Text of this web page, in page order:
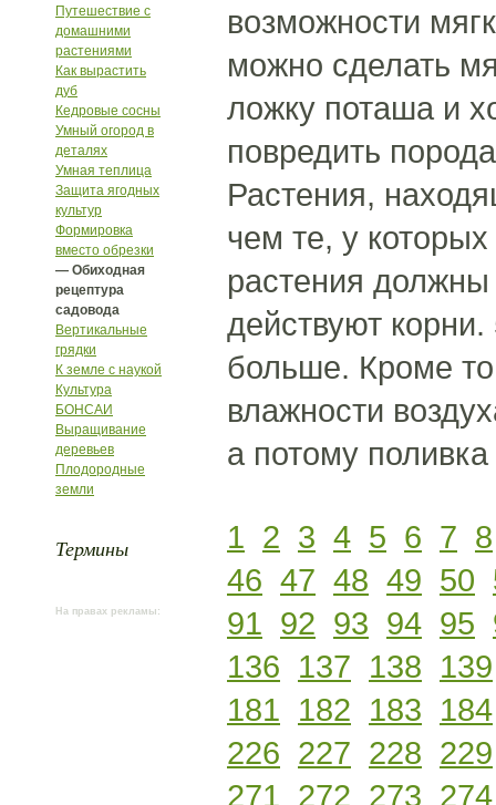
Путешествие с
домашними
растениями
Как вырастить
дуб
Кедровые сосны
Умный огород в
деталях
Умная теплица
Защита ягодных
культур
Формировка
вместо обрезки
— Обиходная
рецептура
садовода
Вертикальные
грядки
К земле с наукой
Культура
БОНСАИ
Выращивание
деревьев
Плодородные
земли
Термины
На правах рекламы:
возможности
можно сделать
ложку поташа и
повредить
Растения,
чем те, у
растения
действуют
больше. Кроме
влажности
а потому
1 2 3 4 5 6 7 8
46 47 48 49 50
91 92 93 94 95
136 137 138 139
181 182 183 184
226 227 228 229
271 272 273 274